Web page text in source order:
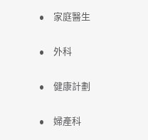
家庭醫生
外科
健康計劃
婦產科